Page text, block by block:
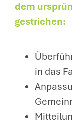
dem
gestrichen:
in das